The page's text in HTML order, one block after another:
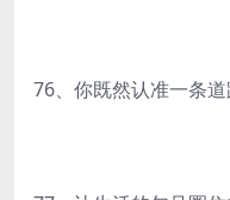
76、你既然认准一条道